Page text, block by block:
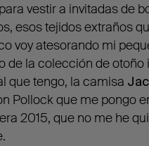
para vestir a invitadas de
esos tejidos extraños
voy atesorando mi
de la colección de otoño
que tengo, la camisa
Pollock que me pongo
2015, que no me he